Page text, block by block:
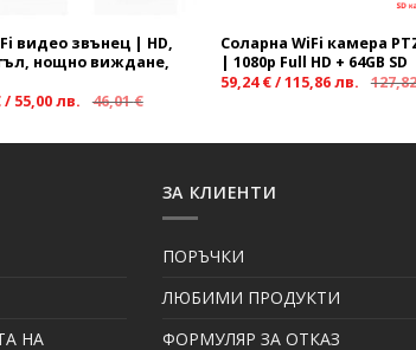
видео звънец | HD,
нощно виждане,
/ 55,00лв. 46,01€
Соларна WiFi камера
| 1080p Full HD + 64GB SD
59,24€/115,86лв.
НА
ЗА КЛИЕНТИ
ПОРЪЧКИ
ЛЮБИМИ ПРОДУКТИ
ФОРМУЛЯР ЗА ОТКАЗ